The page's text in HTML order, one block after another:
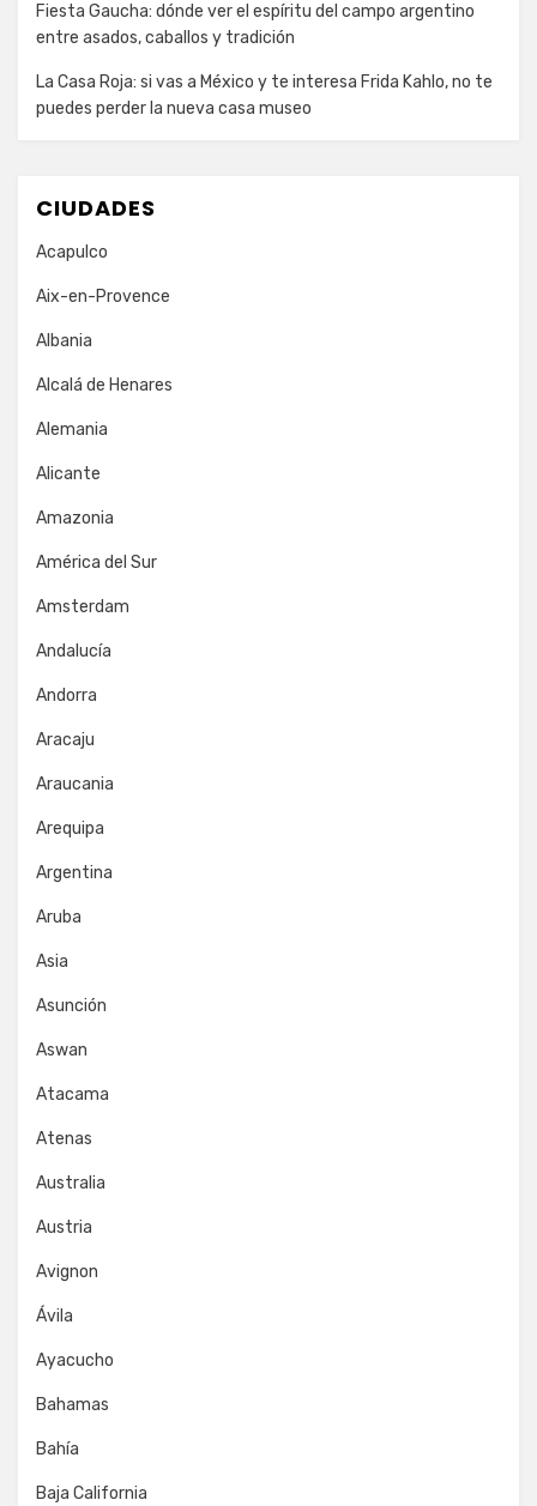
Fiesta Gaucha: dónde ver el espíritu del campo argentino
entre asados, caballos y tradición
La Casa Roja: si vas a México y te interesa Frida Kahlo, no te
puedes perder la nueva casa museo
CIUDADES
Acapulco
Aix-en-Provence
Albania
Alcalá de Henares
Alemania
Alicante
Amazonia
América del Sur
Amsterdam
Andalucía
Andorra
Aracaju
Araucania
Arequipa
Argentina
Aruba
Asia
Asunción
Aswan
Atacama
Atenas
Australia
Austria
Avignon
Ávila
Ayacucho
Bahamas
Bahía
Baja California